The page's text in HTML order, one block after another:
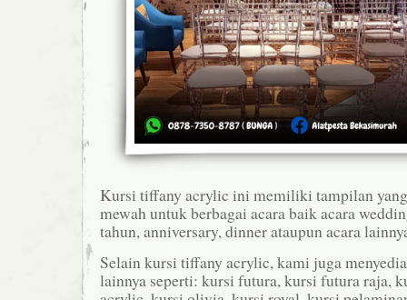
Kursi tiffany acrylic ini memiliki tampilan yang
mewah untuk berbagai acara baik acara
tahun, anniversary, dinner ataupun acara
Selain kursi tiffany acrylic, kami juga
lainnya seperti: kursi futura, kursi futura raja,